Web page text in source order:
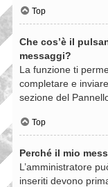
Top
Che cos’è il
messaggi?
La funzione ti
completare e
sezione del
Top
Perché il mio
L’amministratore
inseriti devono